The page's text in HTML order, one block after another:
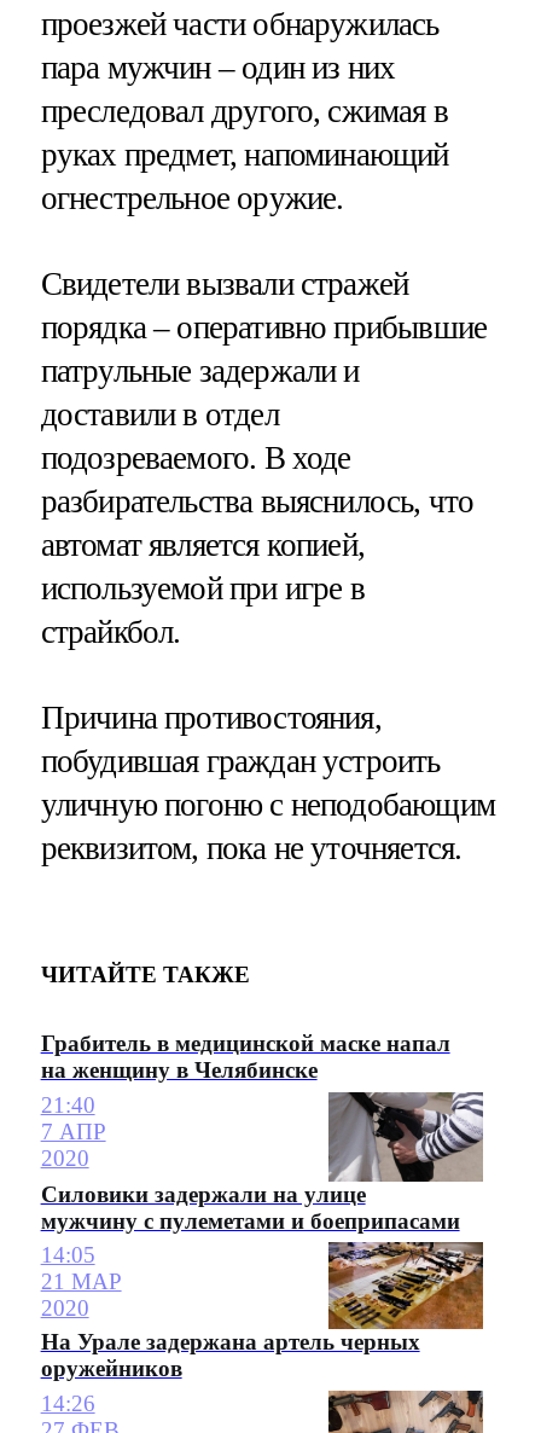
проезжей части обнаружилась
пара мужчин – один из них
преследовал другого, сжимая в
руках предмет, напоминающий
огнестрельное оружие.
Свидетели вызвали стражей
порядка – оперативно прибывшие
патрульные задержали и
доставили в отдел
подозреваемого. В ходе
разбирательства выяснилось, что
автомат является копией,
используемой при игре в
страйкбол.
Причина противостояния,
побудившая граждан устроить
уличную погоню с неподобающим
реквизитом, пока не уточняется.
ЧИТАЙТЕ ТАКЖЕ
Грабитель в медицинской маске напал
на женщину в Челябинске
21:40
7 АПР
2020
Силовики задержали на улице
мужчину с пулеметами и боеприпасами
14:05
21 МАР
2020
На Урале задержана артель черных
оружейников
14:26